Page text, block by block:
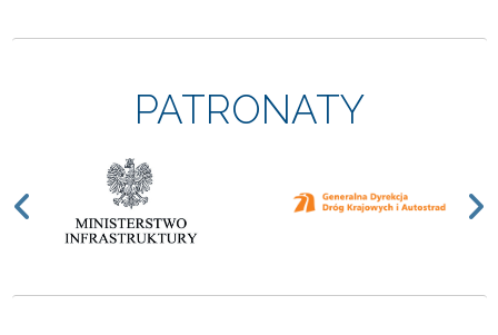
PATRONATY
Previous